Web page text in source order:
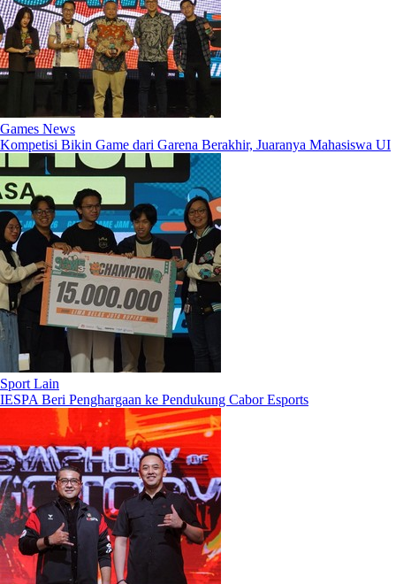
Games News
Kompetisi Bikin Game dari Garena Berakhir, Juaranya Mahasiswa UI
Sport Lain
IESPA Beri Penghargaan ke Pendukung Cabor Esports